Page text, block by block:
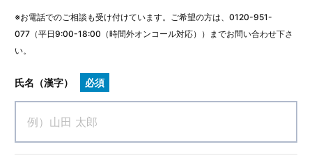
※お電話でのご相談も受け付けています。ご希望の方は、 0120-951-
077 （平日9:00-18:00（時間外オンコール対応））までお問い合わせ下さ
い。
氏名（漢字） 必須